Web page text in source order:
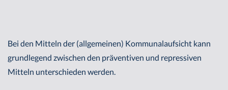
Bei den Mitteln der (allgemeinen) Kommunalaufsicht kann
grundlegend zwischen den präventiven und repressiven
Mitteln unterschieden werden.